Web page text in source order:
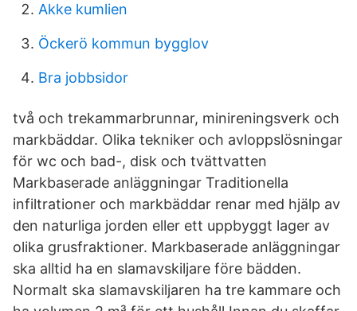
Akke kumlien
Öckerö kommun bygglov
Bra jobbsidor
två och trekammarbrunnar, minireningsverk och
markbäddar. Olika tekniker och avloppslösningar
för wc och bad-, disk och tvättvatten
Markbaserade anläggningar Traditionella
infiltrationer och markbäddar renar med hjälp av
den naturliga jorden eller ett uppbyggt lager av
olika grusfraktioner. Markbaserade anläggningar
ska alltid ha en slamavskiljare före bädden.
Normalt ska slamavskiljaren ha tre kammare och